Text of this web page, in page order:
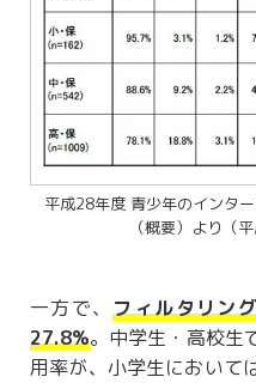
平成28年度 青少年のインタ
（概要）より（
一方で、フィルタリン
27.8%。中学生・高校生
用率が、小学生において